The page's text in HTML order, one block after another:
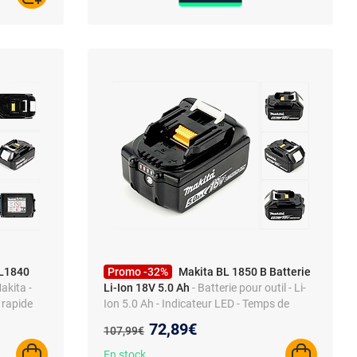
-
rapide
Promo -32%
Makita BL 1850 B Batterie
Li-Ion 18V 5.0 Ah - Batterie pour outil - Li-
Ion 5.0 Ah - Indicateur LED - Temps de
circuits
Ancien prix :
107,99€ Nouveau prix :
72,89€